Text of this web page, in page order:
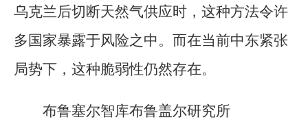
乌克兰后切断天然气供应时，这种方法令许
多国家暴露于风险之中。而在当前中东紧张
局势下，这种脆弱性仍然存在。
布鲁塞尔智库布鲁盖尔研究所